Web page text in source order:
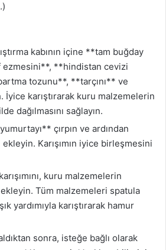
kabının içine **tam buğday
**hindistan cevizi
tozunu**, **tarçını** ve
karıştırarak kuru malzemelerin
dağılmasını sağlayın.
çırpın ve ardından
Karışımın iyice birleşmesini
kuru malzemelerin
Tüm malzemeleri spatula
yardımıyla karıştırarak hamur
sonra, isteğe bağlı olarak